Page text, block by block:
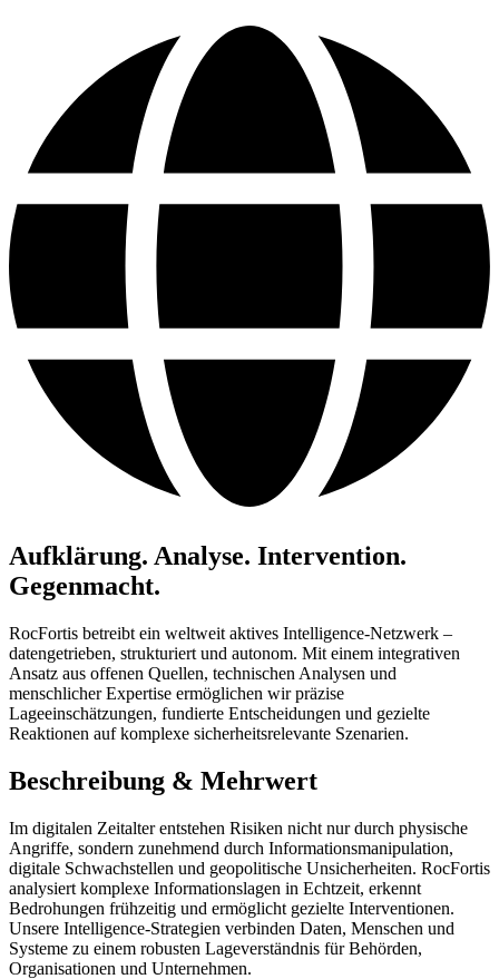
Aufklärung. Analyse. Intervention.
Gegenmacht.
RocFortis betreibt ein weltweit aktives Intelligence-Netzwerk –
datengetrieben, strukturiert und autonom. Mit einem integrativen
Ansatz aus offenen Quellen, technischen Analysen und
menschlicher Expertise ermöglichen wir präzise
Lageeinschätzungen, fundierte Entscheidungen und gezielte
Reaktionen auf komplexe sicherheitsrelevante Szenarien.
Beschreibung & Mehrwert
Im digitalen Zeitalter entstehen Risiken nicht nur durch physische
Angriffe, sondern zunehmend durch Informationsmanipulation,
digitale Schwachstellen und geopolitische Unsicherheiten. RocFortis
analysiert komplexe Informationslagen in Echtzeit, erkennt
Bedrohungen frühzeitig und ermöglicht gezielte Interventionen.
Unsere Intelligence-Strategien verbinden Daten, Menschen und
Systeme zu einem robusten Lageverständnis für Behörden,
Organisationen und Unternehmen.